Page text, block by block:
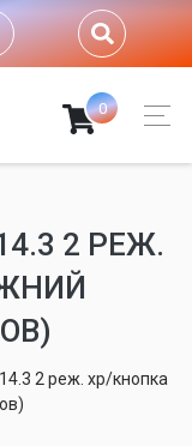
0
2 РЕЖ.
2 реж. хр/кнопка